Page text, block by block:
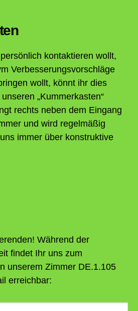
kontaktieren wollt,
Verbesserungsvorschläge
wollt, könnt ihr dies
„Kummerkasten“
rechts neben dem Eingang
und wird regelmäßig
immer über konstruktive
Während der
findet Ihr uns zum
unserem Zimmer DE.1.105
erreichbar: